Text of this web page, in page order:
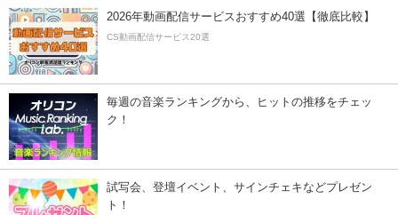
2026年動画配信サービスおすすめ40選【徹底比較】
CS動画配信サービス20選
毎週の音楽ランキングから、ヒットの推移をチェッ
ク！
試写会、登壇イベント、サインチェキなどプレゼン
ト！